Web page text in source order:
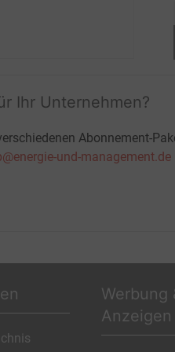
Ihr Unternehmen?
Abonnement-
und-management.de
Werbung
Anzeigen